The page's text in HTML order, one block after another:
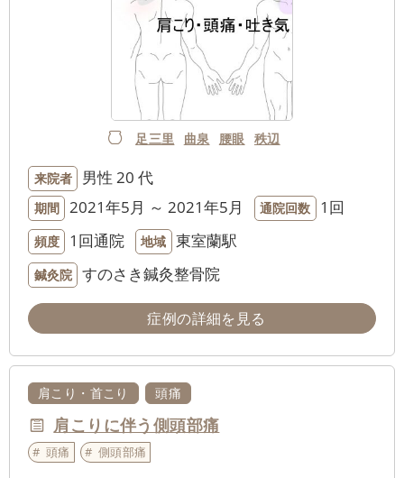
足三里 曲泉 腰眼 秩辺
来院者 男性 20 代
期間 2021年5月 ～ 2021年5月 通院回数 1回
頻度 1回通院 地域 東室蘭駅
鍼灸院 すのさき鍼灸整骨院
症例の詳細を見る
肩こり・首こり 頭痛
肩こりに伴う側頭部痛
頭痛 側頭部痛